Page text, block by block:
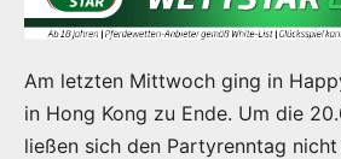
Am letzten Mittwoch ging in
in Hong Kong zu Ende. Um die
ließen sich den Partyrenntag nicht